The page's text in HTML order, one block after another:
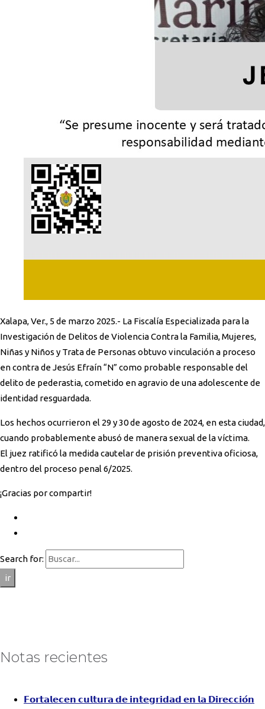
Xalapa, Ver., 5 de marzo 2025.- La Fiscalía Especializada para la
Investigación de Delitos de Violencia Contra la Familia, Mujeres,
Niñas y Niños y Trata de Personas obtuvo vinculación a proceso
en contra de Jesús Efraín “N” como probable responsable del
delito de pederastia, cometido en agravio de una adolescente de
identidad resguardada.
Los hechos ocurrieron el 29 y 30 de agosto de 2024, en esta ciudad,
cuando probablemente abusó de manera sexual de la víctima.
El juez ratificó la medida cautelar de prisión preventiva oficiosa,
dentro del proceso penal 6/2025.
¡Gracias por compartir!
Search for:
ir
Notas recientes
𝗙𝗼𝗿𝘁𝗮𝗹𝗲𝗰𝗲𝗻 𝗰𝘂𝗹𝘁𝘂𝗿𝗮 𝗱𝗲 𝗶𝗻𝘁𝗲𝗴𝗿𝗶𝗱𝗮𝗱 𝗲𝗻 𝗹𝗮 𝗗𝗶𝗿𝗲𝗰𝗰𝗶𝗼́𝗻